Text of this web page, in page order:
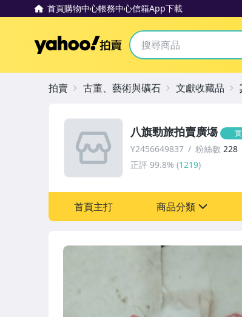
首頁購物中心帳務中心信箱App下載
Yahoo拍賣
八旗勁旅拍賣廣塲
Y2456649837 粉絲數 228
正評 99.8% (1219)
首頁主打 商品分類
古董、藝術與礦石
玩具、模型與公仔
拍賣 古董、藝術與礦石 文獻收藏品